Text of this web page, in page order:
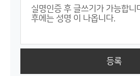
등록